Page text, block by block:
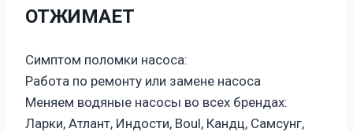
ОТЖИМАЕТ
Симптом поломки насоса:
Работа по ремонту или замене насоса
Меняем водяные насосы во всех брендах:
Ларки, Атлант, Индости, Boul, Кандц, Самсунг,